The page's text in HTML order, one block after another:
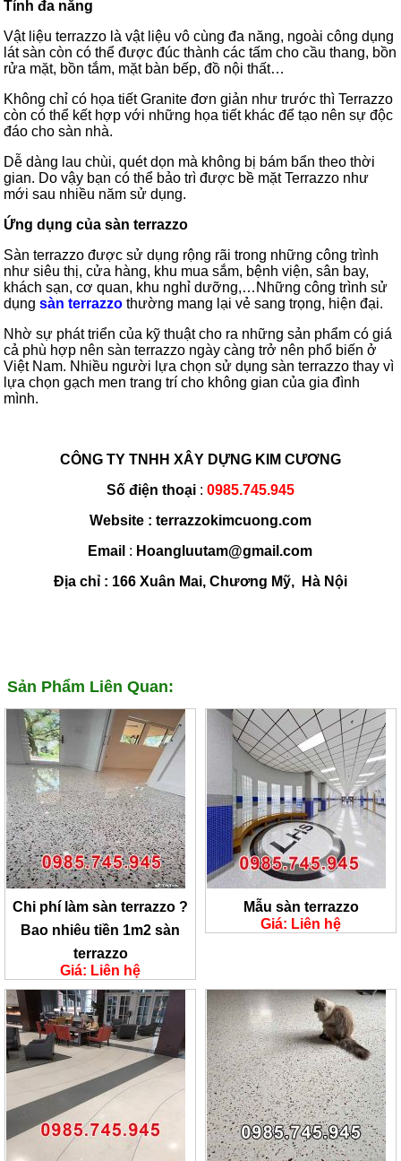
Tính đa năng
Vật liệu terrazzo là vật liệu vô cùng đa năng, ngoài công dụng
lát sàn còn có thể được đúc thành các tấm cho cầu thang, bồn
rửa mặt, bồn tắm, mặt bàn bếp, đồ nội thất…
Không chỉ có họa tiết Granite đơn giản như trước thì Terrazzo
còn có thể kết hợp với những họa tiết khác để tạo nên sự độc
đáo cho sàn nhà.
Dễ dàng lau chùi, quét dọn mà không bị bám bẩn theo thời
gian. Do vậy bạn có thể bảo trì được bề mặt Terrazzo như
mới sau nhiều năm sử dụng.
Ứng dụng của sàn terrazzo
Sàn terrazzo được sử dụng rộng rãi trong những công trình
như siêu thị, cửa hàng, khu mua sắm, bệnh viện, sân bay,
khách sạn, cơ quan, khu nghỉ dưỡng,…Những công trình sử
dụngsàn terrazzo thường mang lại vẻ sang trọng, hiện đại.
Nhờ sự phát triển của kỹ thuật cho ra những sản phẩm có giá
cả phù hợp nên sàn terrazzo ngày càng trở nên phổ biến ở
Việt Nam. Nhiều người lựa chọn sử dụng sàn terrazzo thay vì
lựa chọn gạch men trang trí cho không gian của gia đình
mình.
CÔNG TY TNHH XÂY DỰNG KIM CƯƠNG
Số điện thoại: 0985.745.945
Website : terrazzokimcuong.com
Email : Hoangluutam@gmail.com
Địa chỉ : 166 Xuân Mai, Chương Mỹ, Hà Nội
Sản Phẩm Liên Quan:
Chi phí làm sàn terrazzo ?
Bao nhiêu tiền 1m2 sàn
terrazzo
Giá: Liên hệ
Mẫu sàn terrazzo
Giá: Liên hệ